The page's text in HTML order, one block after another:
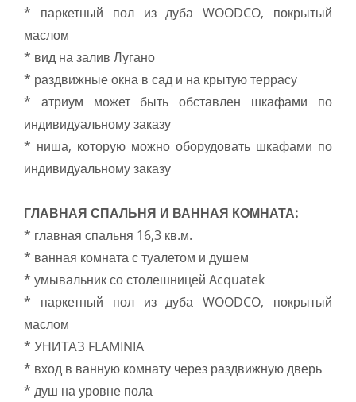
* паркетный пол из дуба WOODCO, покрытый
маслом
* вид на залив Лугано
* раздвижные окна в сад и на крытую террасу
* атриум может быть обставлен шкафами по
индивидуальному заказу
* ниша, которую можно оборудовать шкафами по
индивидуальному заказу
ГЛАВНАЯ СПАЛЬНЯ И ВАННАЯ КОМНАТА:
* главная спальня 16,3 кв.м.
* ванная комната с туалетом и душем
* умывальник со столешницей Acquatek
* паркетный пол из дуба WOODCO, покрытый
маслом
* УНИТАЗ FLAMINIA
* вход в ванную комнату через раздвижную дверь
* душ на уровне пола